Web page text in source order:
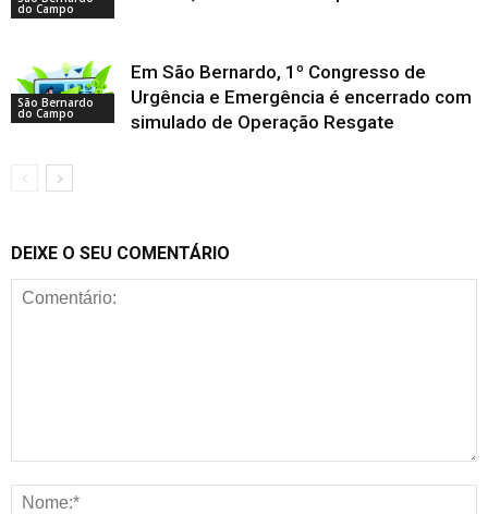
do Campo
São Bernardo
do Campo
Em São Bernardo, 1º Congresso de
Urgência e Emergência é encerrado com
simulado de Operação Resgate
DEIXE O SEU COMENTÁRIO